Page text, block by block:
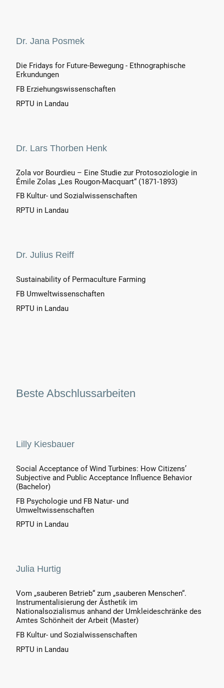
Dr. Jana Posmek
Die Fridays for Future-Bewegung - Ethnographische
Erkundungen
FB Erziehungswissenschaften
RPTU in Landau
Dr. Lars Thorben Henk
Zola vor Bourdieu – Eine Studie zur Protosoziologie in
Émile Zolas „Les Rougon-Macquart“ (1871-1893)
FB Kultur- und Sozialwissenschaften
RPTU in Landau
Dr. Julius Reiff
Sustainability of Permaculture Farming
FB Umweltwissenschaften
RPTU in Landau
Beste Abschlussarbeiten
Lilly Kiesbauer
Social Acceptance of Wind Turbines: How Citizens’
Subjective and Public Acceptance Influence Behavior
(Bachelor)
FB Psychologie und FB Natur- und
Umweltwissenschaften
RPTU in Landau
Julia Hurtig
Vom „sauberen Betrieb“ zum „sauberen Menschen“.
Instrumentalisierung der Ästhetik im
Nationalsozialismus anhand der Umkleideschränke des
Amtes Schönheit der Arbeit (Master)
FB Kultur- und Sozialwissenschaften
RPTU in Landau